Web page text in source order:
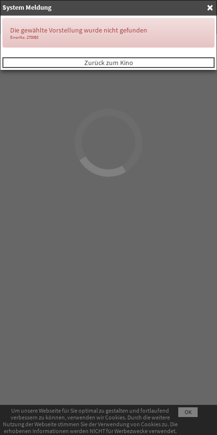
Anmelden
Um unsere Webseite für Sie optimal zu gestalten und fortlaufend
verbessern zu können, verwenden wir Cookies. Durch die weitere
Nutzung der Webseite stimmen Sie der Verwendung von Cookies zu. Die
erhobenen Informationen werden NICHT für Werbezwecke verwendet.
OK
×
System Meldung
Die gewählte Vorstellung wurde nicht gefunden
ErrorNo. 270083
Zurück zum Kino
Impressum AGB Datenschutzerklärung